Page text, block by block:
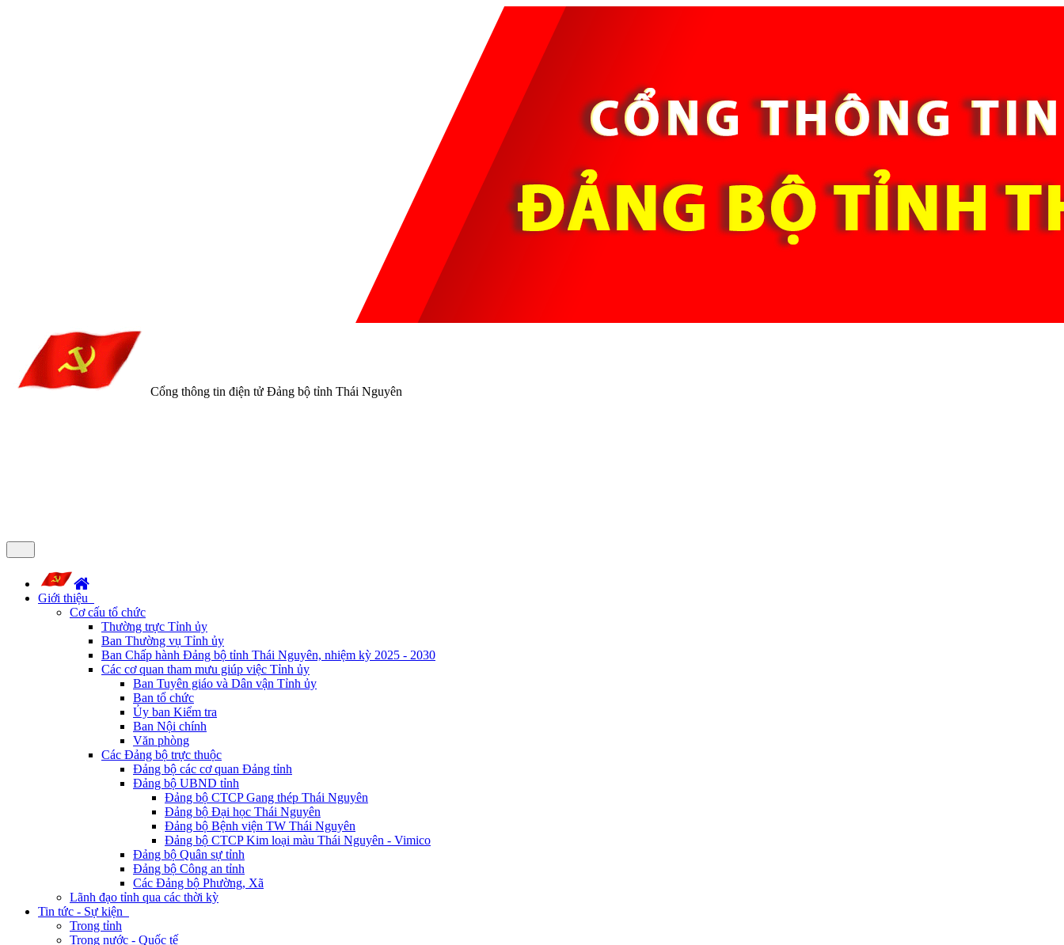
Cổng thông tin điện tử Đảng bộ tỉnh Thái Nguyên
Giới thiệu
Cơ cấu tổ chức
Thường trực Tỉnh ủy
Ban Thường vụ Tỉnh ủy
Ban Chấp hành Đảng bộ tỉnh Thái Nguyên, nhiệm kỳ 2025 - 2030
Các cơ quan tham mưu giúp việc Tỉnh ủy
Ban Tuyên giáo và Dân vận Tỉnh ủy
Ban tổ chức
Ủy ban Kiểm tra
Ban Nội chính
Văn phòng
Các Đảng bộ trực thuộc
Đảng bộ các cơ quan Đảng tỉnh
Đảng bộ UBND tỉnh
Đảng bộ CTCP Gang thép Thái Nguyên
Đảng bộ Đại học Thái Nguyên
Đảng bộ Bệnh viện TW Thái Nguyên
Đảng bộ CTCP Kim loại màu Thái Nguyên - Vimico
Đảng bộ Quân sự tỉnh
Đảng bộ Công an tỉnh
Các Đảng bộ Phường, Xã
Lãnh đạo tỉnh qua các thời kỳ
Tin tức - Sự kiện
Trong tỉnh
Trong nước - Quốc tế